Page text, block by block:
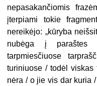
nepasakančiomis
įterpiami tokie
nereikėjo: „kūryba
nubėga į paraštes
tarpmiesčiuose
turiniuose / todėl
nėra / o jie vis dar kuria